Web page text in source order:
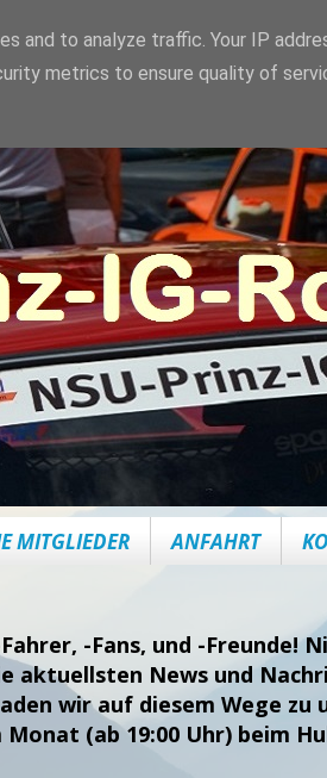
MITGLIEDER ANFAHRT
-Fans, und -Freunde!
aktuellsten News und
wir auf diesem Wege
(ab 19:00 Uhr) beim
and to analyze traffic. Your IP
metrics to ensure quality of